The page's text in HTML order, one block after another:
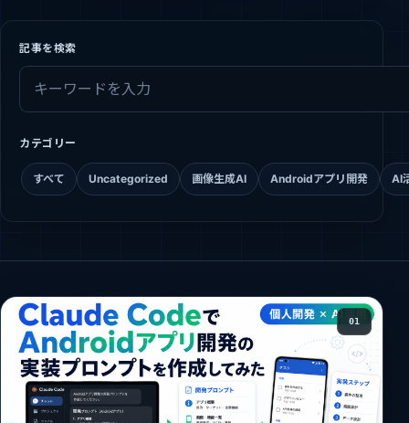
記事を検索
カテゴリー
すべて Uncategorized 画像生成AI Androidアプリ開発 AI
01